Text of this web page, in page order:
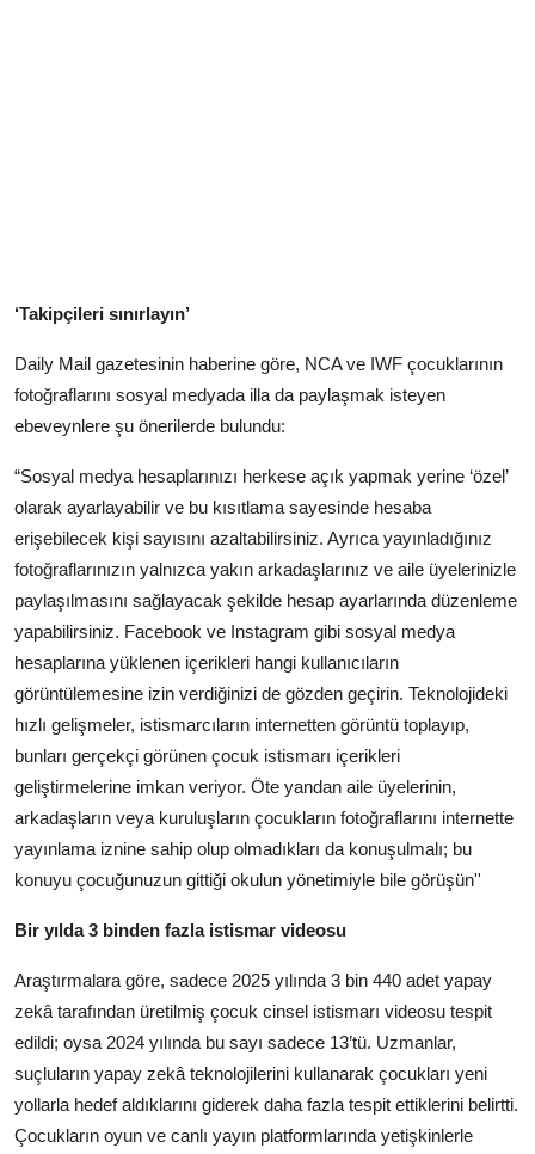
‘Takipçileri sınırlayın’
Daily Mail gazetesinin haberine göre, NCA ve IWF çocuklarının
fotoğraflarını sosyal medyada illa da paylaşmak isteyen
ebeveynlere şu önerilerde bulundu:
“Sosyal medya hesaplarınızı herkese açık yapmak yerine ‘özel’
olarak ayarlayabilir ve bu kısıtlama sayesinde hesaba
erişebilecek kişi sayısını azaltabilirsiniz. Ayrıca yayınladığınız
fotoğraflarınızın yalnızca yakın arkadaşlarınız ve aile üyelerinizle
paylaşılmasını sağlayacak şekilde hesap ayarlarında düzenleme
yapabilirsiniz. Facebook ve Instagram gibi sosyal medya
hesaplarına yüklenen içerikleri hangi kullanıcıların
görüntülemesine izin verdiğinizi de gözden geçirin. Teknolojideki
hızlı gelişmeler, istismarcıların internetten görüntü toplayıp,
bunları gerçekçi görünen çocuk istismarı içerikleri
geliştirmelerine imkan veriyor. Öte yandan aile üyelerinin,
arkadaşların veya kuruluşların çocukların fotoğraflarını internette
yayınlama iznine sahip olup olmadıkları da konuşulmalı; bu
konuyu çocuğunuzun gittiği okulun yönetimiyle bile görüşün''
Bir yılda 3 binden fazla istismar videosu
Araştırmalara göre, sadece 2025 yılında 3 bin 440 adet yapay
zekâ tarafından üretilmiş çocuk cinsel istismarı videosu tespit
edildi; oysa 2024 yılında bu sayı sadece 13’tü. Uzmanlar,
suçluların yapay zekâ teknolojilerini kullanarak çocukları yeni
yollarla hedef aldıklarını giderek daha fazla tespit ettiklerini belirtti.
Çocukların oyun ve canlı yayın platformlarında yetişkinlerle